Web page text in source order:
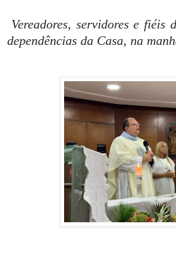
Vereadores, servidores e fiéis
dependências da Casa, na